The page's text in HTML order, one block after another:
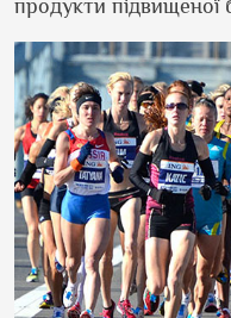
продукти підвищеної